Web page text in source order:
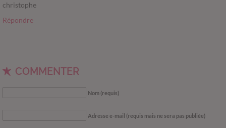
christophe
Répondre
COMMENTER
Nom (requis)
Adresse e-mail (requis mais ne sera pas publiée)